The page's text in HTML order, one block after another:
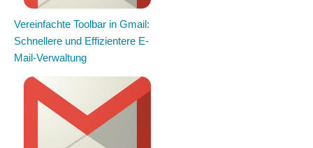
Vereinfachte Toolbar in Gmail:
Schnellere und Effizientere E-
Mail-Verwaltung